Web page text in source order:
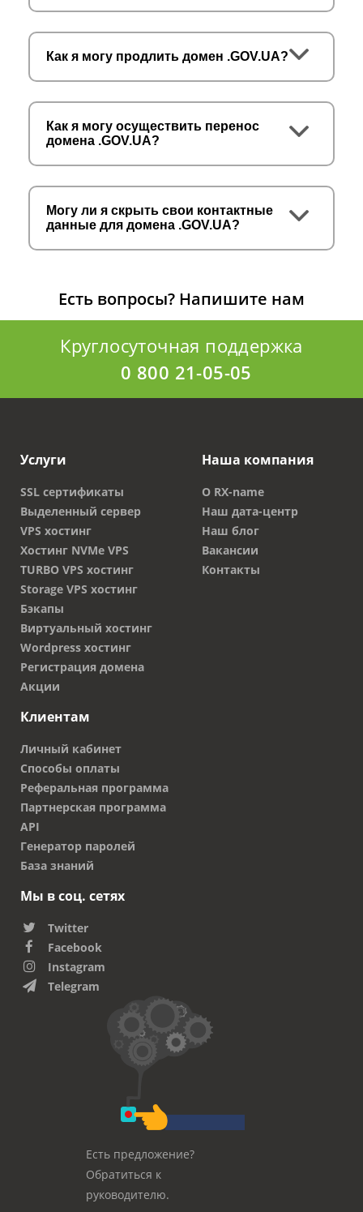
Как я могу продлить домен .GOV.UA?
Как я могу осуществить перенос
домена .GOV.UA?
Могу ли я скрыть свои контактные
данные для домена .GOV.UA?
Есть вопросы? Напишите нам
Круглосуточная поддержка
0 800 21-05-05
Услуги
SSL сертификаты
Выделенный сервер
VPS хостинг
Хостинг NVMe VPS
TURBO VPS хостинг
Storage VPS хостинг
Бэкапы
Виртуальный хостинг
Wordpress хостинг
Регистрация домена
Акции
Наша компания
О RX-name
Наш дата-центр
Наш блог
Вакансии
Контакты
Клиентам
Личный кабинет
Способы оплаты
Реферальная программа
Партнерская программа
API
Генератор паролей
База знаний
Мы в соц. сетях
Twitter
Facebook
Instagram
Telegram
Есть предложение?
Обратиться к
руководителю.